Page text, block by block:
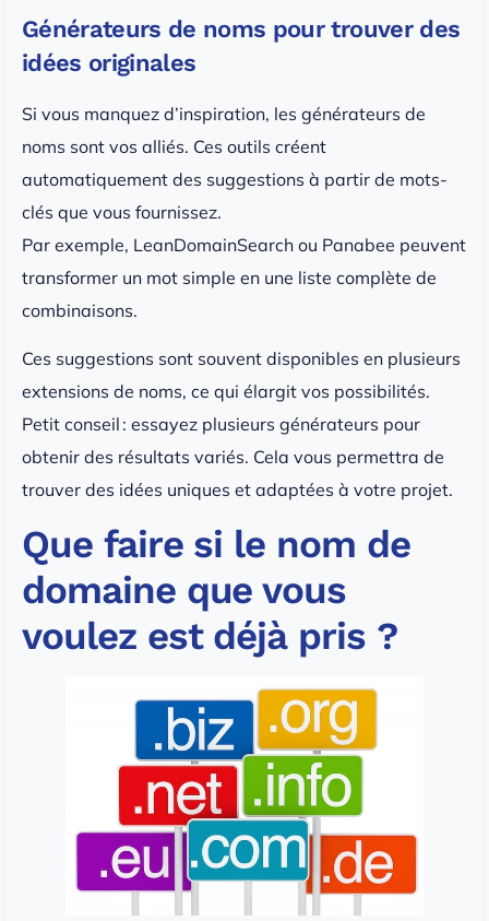
Générateurs de noms pour trouver des
idées originales
Si vous manquez d’inspiration, les générateurs de
noms sont vos alliés. Ces outils créent
automatiquement des suggestions à partir de mots-
clés que vous fournissez.
Par exemple, LeanDomainSearch ou Panabee peuvent
transformer un mot simple en une liste complète de
combinaisons.
Ces suggestions sont souvent disponibles en plusieurs
extensions de noms, ce qui élargit vos possibilités.
Petit conseil : essayez plusieurs générateurs pour
obtenir des résultats variés. Cela vous permettra de
trouver des idées uniques et adaptées à votre projet.
Que faire si le nom de
domaine que vous
voulez est déjà pris ?